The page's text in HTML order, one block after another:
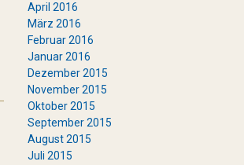
April 2016
März 2016
Februar 2016
Januar 2016
Dezember 2015
November 2015
Oktober 2015
September 2015
August 2015
Juli 2015